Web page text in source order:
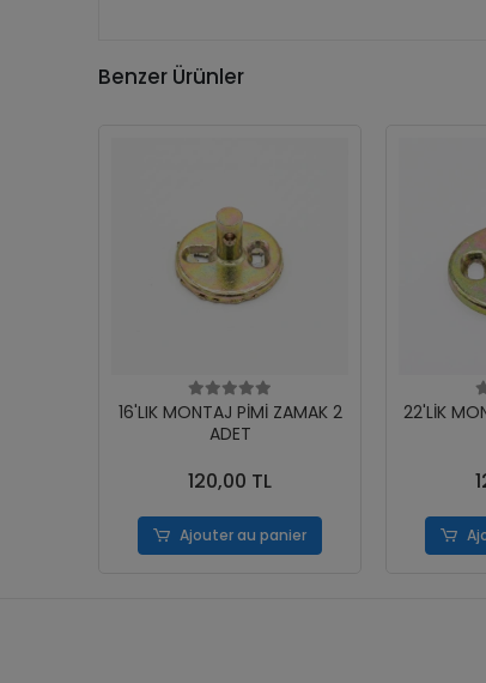
Benzer Ürünler
16'LIK MONTAJ PİMİ ZAMAK 2
ADET
120,00 TL
Ajouter au panier
22'LİK